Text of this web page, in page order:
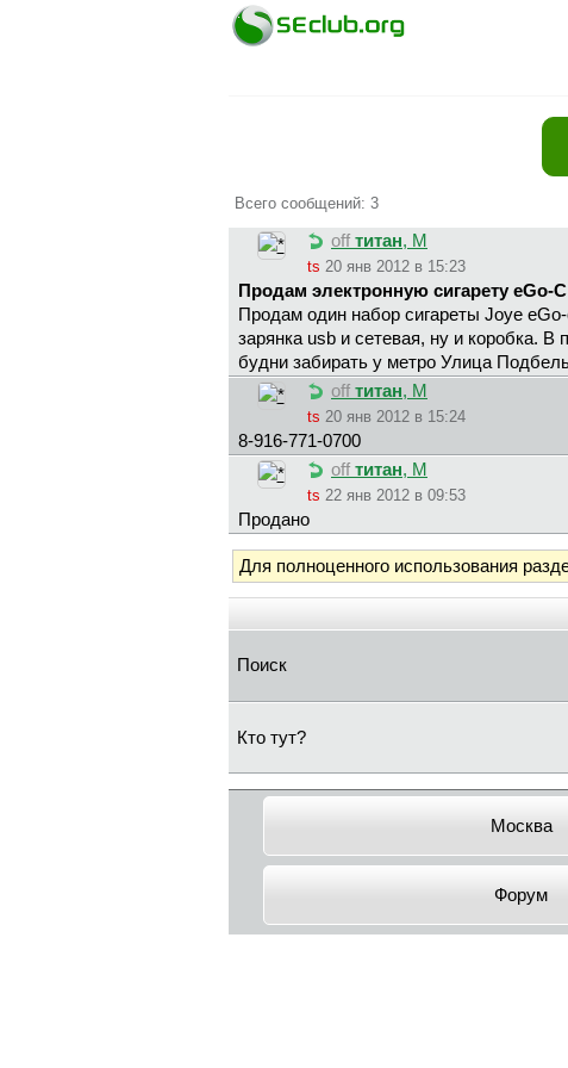
Всего сообщений: 3
off титан, М
ts 20 янв 2012 в 15:23
Продам электронную сигарету eGo-C
Продам один набор сигареты Joye
зарянка usb и сетевая, ну и коробка.
будни забирать у метро Улица
off титан, М
ts 20 янв 2012 в 15:24
8-916-771-0700
off титан, М
ts 22 янв 2012 в 09:53
Продано
Для полноценного использования
Поиск
Кто тут?
Москва
Форум